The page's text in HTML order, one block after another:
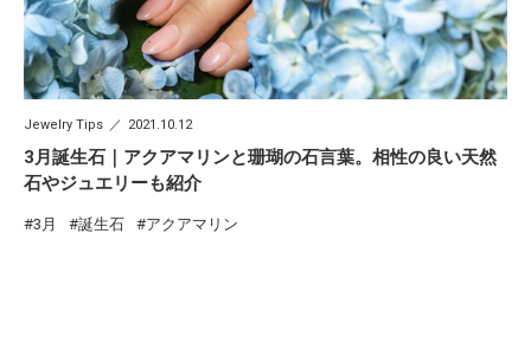
Jewelry Tips 2021.10.12
3月誕生石｜アクアマリンと珊瑚の石言葉。相性の良い天然
石やジュエリーも紹介
3月 誕生石 アクアマリン